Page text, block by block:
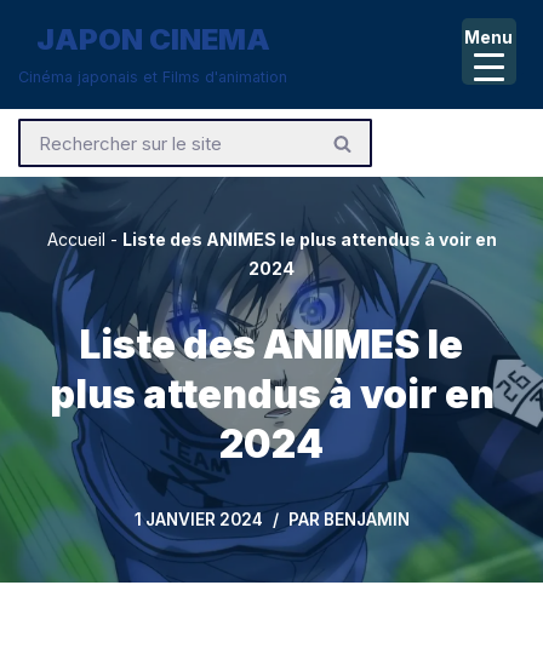
Aller
contenu
JAPON CINEMA
Cinéma japonais et Films d'animation
Accueil - Liste des ANIMES le plus attendus à voir en
2024
Liste des ANIMES le
plus attendus à voir en
2024
1 JANVIER 2024 PAR BENJAMIN
Menu